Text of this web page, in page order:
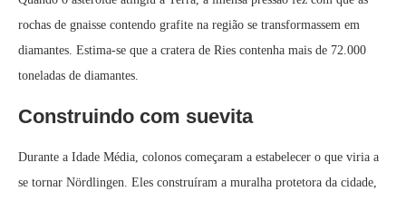
rochas de gnaisse contendo grafite na região se transformassem em
diamantes. Estima-se que a cratera de Ries contenha mais de 72.000
toneladas de diamantes.
Construindo com suevita
Durante a Idade Média, colonos começaram a estabelecer o que viria a
se tornar Nördlingen. Eles construíram a muralha protetora da cidade,